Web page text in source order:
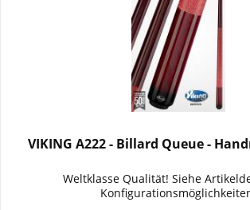
VIKING A222 - Billard Queue -
Weltklasse Qualität! Siehe